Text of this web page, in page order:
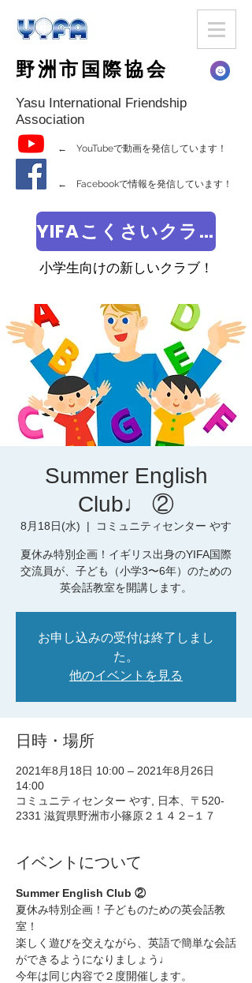
野洲市国際協会
Yasu International Friendship
Association
← YouTubeで動画を発信しています！
← Facebookで情報を発信しています！
YIFAこくさいクラブ
小学生向けの新しいクラブ！
Summer English
Club♩ ②
8月18日(水)
  |
コミュニティセンター やす
夏休み特別企画！イギリス出身のYIFA国際
交流員が、子ども（小学3〜6年）のための
英会話教室を開講します。
お申し込みの受付は終了しまし
た。
他のイベントを見る
日時・場所
2021年8月18日 10:00 – 2021年8月26日
14:00
コミュニティセンター やす, 日本、〒520-
2331 滋賀県野洲市小篠原２１４２−１７
イベントについて
Summer English Club ②
夏休み特別企画！子どものための英会話教
室！
楽しく遊びを交えながら、英語で簡単な会話
ができるようになりましょう♩
今年は同じ内容で２度開催します。